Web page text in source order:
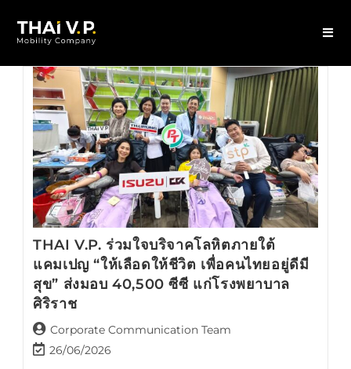
THAI V.P. ร่วมใจบริจาคโลหิตภายใต้
แคมเปญ “ให้เลือดให้ชีวิต เพื่อคนไทยอยู่ดีมี
สุข” ส่งมอบ 40,500 ซีซี แก่โรงพยาบาล
ศิริราช
Corporate Communication Team
26/06/2026